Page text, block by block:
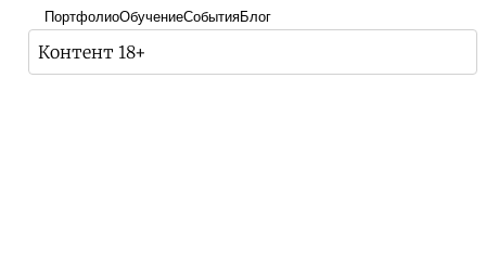
ПортфолиоОбучениеСобытияБлог
Контент 18+